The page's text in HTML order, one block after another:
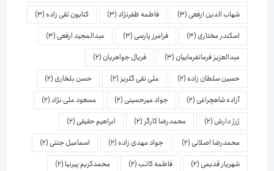
شهاب الدین ارفعی(3) فاطمه ظفرنژاد(3) کتایون تقی زاده(3)
اسكندر مختاری(3) فرامرز پارسی(3) عبدالمجید ارفعی(3)
عبدالعزیز فرمانفرماییان(3) فریال جواهریان(2)
حسین سلطان زاده(2) علی نقی گلریز(2) حسن بلخاری(2)
آزاده شاهچراغی(2) جواد میرحسینی(2) مسعود علی نژاد (2)
ژرژ دارش(2) محمدرضا کارگر(2) ابراهیم حقیقی(2)
محمدرضا اصلانی(2) جواد مهدی زاده(2) اسماعیل جنتی(2)
شهریار قدیمی(2) فاطمه کاتب(2) محمدکریم پیرنیا(2)